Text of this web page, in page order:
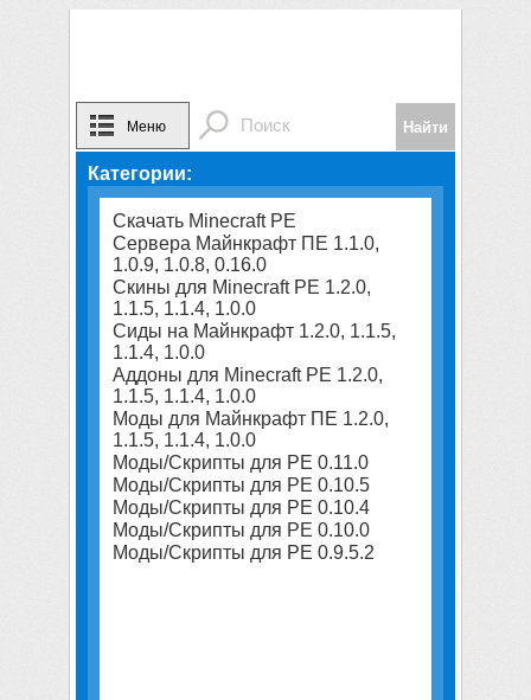
Меню
Категории:
Скачать Minecraft PE
Сервера Майнкрафт ПЕ 1.1.0,
1.0.9, 1.0.8, 0.16.0
Скины для Minecraft PE 1.2.0,
1.1.5, 1.1.4, 1.0.0
Сиды на Майнкрафт 1.2.0, 1.1.5,
1.1.4, 1.0.0
Аддоны для Minecraft PE 1.2.0,
1.1.5, 1.1.4, 1.0.0
Моды для Майнкрафт ПЕ 1.2.0,
1.1.5, 1.1.4, 1.0.0
Моды/Скрипты для PE 0.11.0
Моды/Скрипты для PE 0.10.5
Моды/Скрипты для PE 0.10.4
Моды/Скрипты для PE 0.10.0
Моды/Скрипты для PE 0.9.5.2